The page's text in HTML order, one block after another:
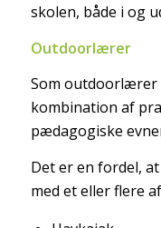
skolen, både i og
Outdoorlærer
Som outdoorlærer
kombination af
pædagogiske
Det er en fordel,
med et eller flere